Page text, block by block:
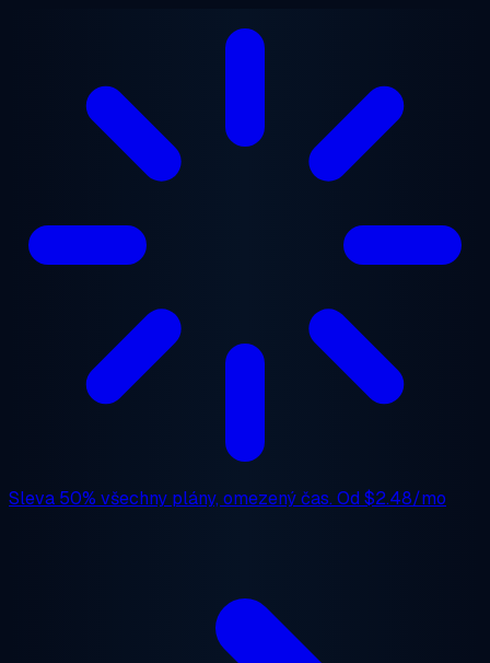
Sleva 50% všechny plány, omezený čas. Od $2.48/mo